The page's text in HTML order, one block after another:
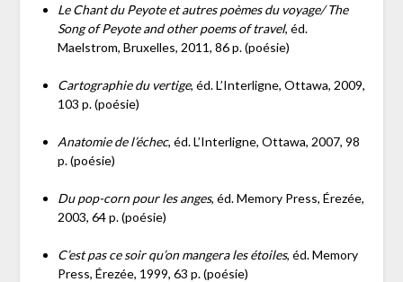
Le Chant du Peyote et autres poèmes du voyage/ The
Song of Peyote and other poems of travel, éd.
Maelstrom, Bruxelles, 2011, 86 p. (poésie)
Cartographie du vertige, éd. L’Interligne, Ottawa, 2009,
103 p. (poésie)
Anatomie de l’échec, éd. L’Interligne, Ottawa, 2007, 98
p. (poésie)
Du pop-corn pour les anges, éd. Memory Press, Érezée,
2003, 64 p. (poésie)
C’est pas ce soir qu’on mangera les étoiles, éd. Memory
Press, Érezée, 1999, 63 p. (poésie)